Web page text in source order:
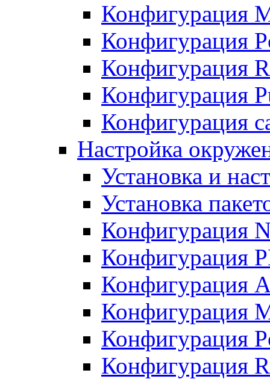
Конфигурация
Конфигурация
Конфигурация
Конфигурация
Конфигурация
Настройка
Установка и
Установка
Конфигурация
Конфигурация
Конфигурация
Конфигурация
Конфигурация
Конфигурация